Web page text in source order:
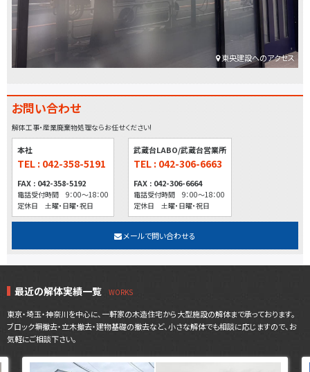
東央建設へのアクセス
お問い合わせ
解体工事・産業廃棄物処理ならお任せください!
本社
TEL : 042-358-5191
FAX : 042-358-5192
電話受付時間 9：00～18：00
定休日 土曜・日曜・祝日
武蔵台LABO/武蔵台営業所
TEL : 042-306-6663
FAX : 042-306-6664
電話受付時間 9：00～18：00
定休日 土曜・日曜・祝日
メールで問い合わせる
最近の解体実績一覧
東京・埼玉・神奈川を中心に、一軒家の木造住宅から大型施設の解体まで承っております。
ブロック塀撤去・立木撤去・建物基礎の撤去など、小さな解体でも相談に応じますので、お
気軽にご相談下さい。